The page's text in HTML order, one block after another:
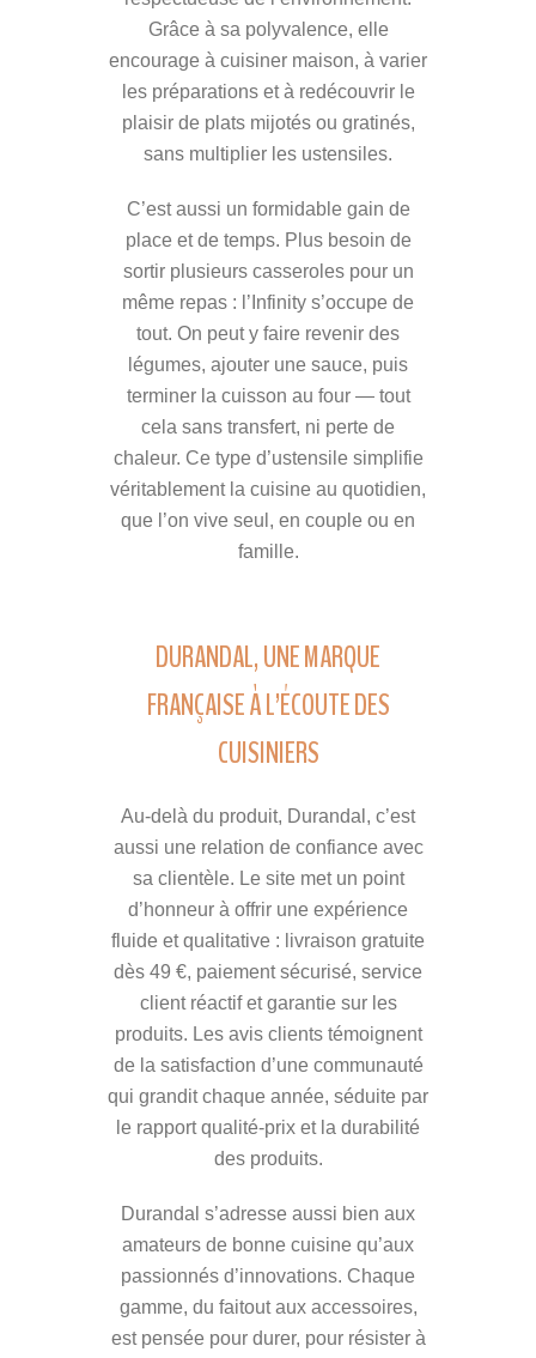
Grâce à sa polyvalence, elle
encourage à cuisiner maison, à varier
les préparations et à redécouvrir le
plaisir de plats mijotés ou gratinés,
sans multiplier les ustensiles.
C’est aussi un formidable gain de
place et de temps. Plus besoin de
sortir plusieurs casseroles pour un
même repas : l’Infinity s’occupe de
tout. On peut y faire revenir des
légumes, ajouter une sauce, puis
terminer la cuisson au four — tout
cela sans transfert, ni perte de
chaleur. Ce type d’ustensile simplifie
véritablement la cuisine au quotidien,
que l’on vive seul, en couple ou en
famille.
DURANDAL, UNE MARQUE
FRANÇAISE À L’ÉCOUTE DES
CUISINIERS
Au-delà du produit, Durandal, c’est
aussi une relation de confiance avec
sa clientèle. Le site met un point
d’honneur à offrir une expérience
fluide et qualitative : livraison gratuite
dès 49 €, paiement sécurisé, service
client réactif et garantie sur les
produits. Les avis clients témoignent
de la satisfaction d’une communauté
qui grandit chaque année, séduite par
le rapport qualité-prix et la durabilité
des produits.
Durandal s’adresse aussi bien aux
amateurs de bonne cuisine qu’aux
passionnés d’innovations. Chaque
gamme, du faitout aux accessoires,
est pensée pour durer, pour résister à